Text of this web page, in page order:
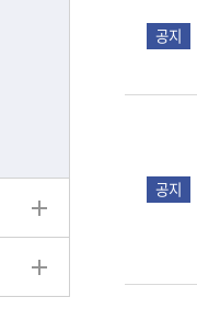
공지
공지